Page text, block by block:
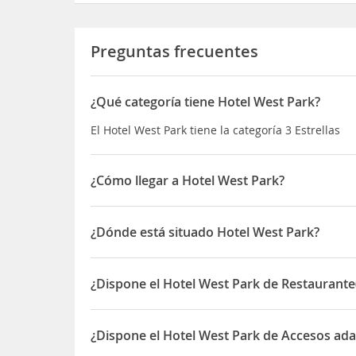
Preguntas frecuentes
¿Qué categoría tiene Hotel West Park?
El Hotel West Park tiene la categoría 3 Estrellas
¿Cómo llegar a Hotel West Park?
Este complejo está situado en una zona
preciosos alrededores con vistas del río Tay.
afueras, cuando el día va a terminar, y todo lo
comercios y lugares de ocio y entretenimiento.
escondidos de Tayside. A unos 20 minutos
¿Dónde está situado Hotel West Park?
El Hotel West Park está ubicado en 319 Perth
¿Dispone el Hotel West Park de
Sí, el Hotel West Park dispone de Restaurante(s)
¿Dispone el Hotel West Park de Accesos